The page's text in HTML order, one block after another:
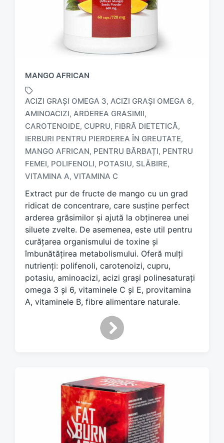
MANGO AFRICAN
T
a
g
e
d
w
t
h
ACIZI GRAȘI OMEGA 3, ACIZI GRAȘI OMEGA 6,
AMINOACIZI, ARDEREA GRASIMII,
CAROTENOIDE, CUPRU, FIBRĂ DIETETICĂ,
IERBURI PENTRU PIERDEREA ÎN GREUTATE,
MANGO AFRICAN, PENTRU BĂRBAȚI, PENTRU
FEMEI, POLIFENOLI, POTASIU, SLĂBIRE,
VITAMINA A, VITAMINA C
Extract pur de fructe de mango cu un grad
ridicat de concentrare, care susține perfect
arderea grăsimilor și ajută la obținerea unei
siluete zvelte. De asemenea, este util pentru
curățarea organismului de toxine și
îmbunătățirea metabolismului. Oferă mulți
nutrienți: polifenoli, carotenoizi, cupru,
potasiu, aminoacizi, acizi grași polinesaturați
omega 3 și 6, vitaminele C și E, provitamina
A, vitaminele B, fibre alimentare naturale.